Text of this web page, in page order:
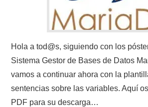
Hola a tod@s, siguiendo con los
Sistema Gestor de Bases de Datos
vamos a continuar ahora con la
sentencias sobre las variables. Aquí
PDF para su descarga…